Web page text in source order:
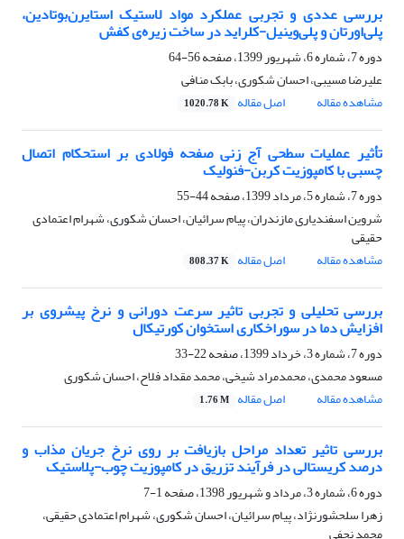
بررسی عددی و تجربی عملکرد مواد لاستیک استایرن‌بوتادین،
پلی‌اورتان و پلی‌وینیل-کلراید در ساخت زیره‌ی کفش
دوره 7، شماره 6، شهریور 1399، صفحه
56-64
علیرضا مسیبی، احسان شکوری، بابک منافی
مشاهده مقاله
اصل مقاله 1020.78 K
تأثیر عملیات سطحی آج زنی صفحه فولادی بر استحکام اتصال
چسبی با کامپوزیت کربن-فنولیک
دوره 7، شماره 5، مرداد 1399، صفحه
44-55
شروین اسفندیاری مازندران، پیام سرائیان، احسان شکوری، شهرام اعتمادی
حقیقی
مشاهده مقاله
اصل مقاله 808.37 K
بررسی تحلیلی و تجربی تاثیر سرعت دورانی و نرخ پیشروی بر
افزایش دما در سوراخکاری استخوان کورتیکال
دوره 7، شماره 3، خرداد 1399، صفحه
22-33
مسعود محمدی، محمدمراد شیخی، محمد مقداد فلاح، احسان شکوری
مشاهده مقاله
اصل مقاله 1.76 M
بررسی تاثیر تعداد مراحل بازیافت بر روی نرخ جریان مذاب و
درصد کریستالی در فرآیند تزریق در کامپوزیت چوب-پلاستیک
دوره 6، شماره 3، مرداد و شهریور 1398، صفحه
1-7
زهرا سلحشورنژاد، پیام سرائیان، احسان شکوری، شهرام اعتمادی حقیقی،